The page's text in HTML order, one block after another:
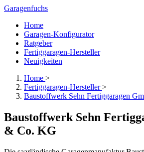
Garagenfuchs
Home
Garagen-Konfigurator
Ratgeber
Fertiggaragen-Hersteller
Neuigkeiten
Home >
Fertiggaragen-Hersteller >
Baustoffwerk Sehn Fertiggaragen
Baustoffwerk Sehn
& Co. KG